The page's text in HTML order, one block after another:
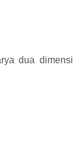
dua dimensi